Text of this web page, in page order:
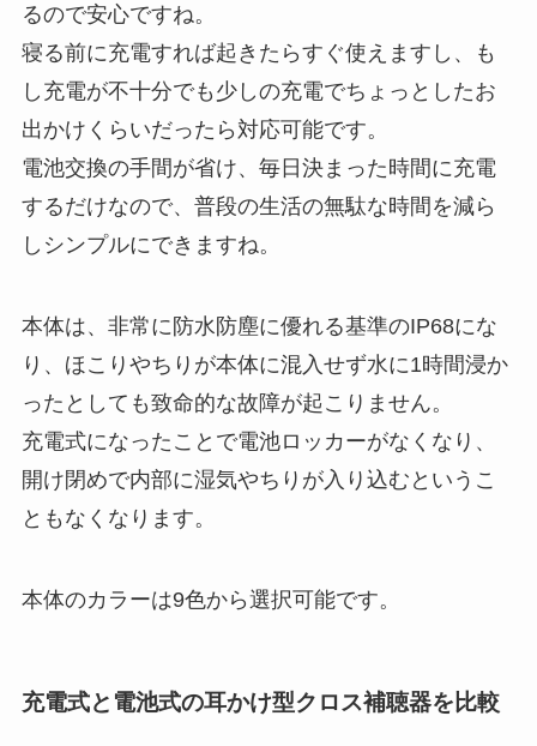
るので安心ですね。
寝る前に充電すれば起きたらすぐ使えますし、も
し充電が不十分でも少しの充電でちょっとしたお
出かけくらいだったら対応可能です。
電池交換の手間が省け、毎日決まった時間に充電
するだけなので、普段の生活の無駄な時間を減ら
しシンプルにできますね。
本体は、非常に防水防塵に優れる基準のIP68にな
り、ほこりやちりが本体に混入せず水に1時間浸か
ったとしても致命的な故障が起こりません。
充電式になったことで電池ロッカーがなくなり、
開け閉めで内部に湿気やちりが入り込むというこ
ともなくなります。
本体のカラーは9色から選択可能です。
充電式と電池式の耳かけ型クロス補聴器を比較